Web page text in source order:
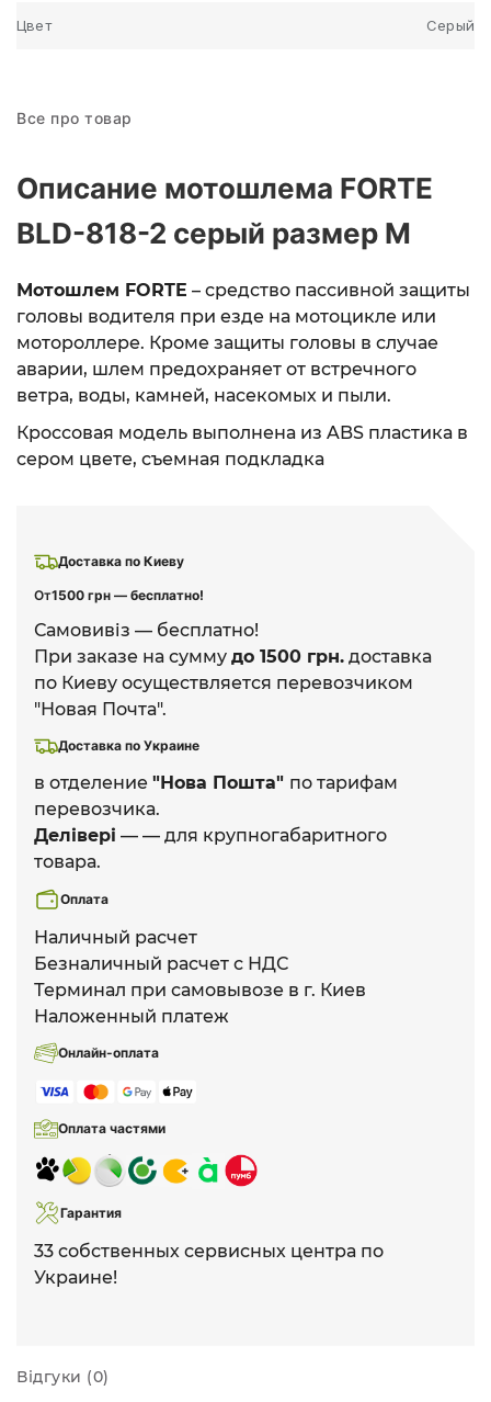
Цвет Серый
Доставка по Киеву
От1500 грн — бесплатно!
Самовивіз — бесплатно!
При заказе на сумму до 1500 грн. доставка
по Киеву осуществляется перевозчиком
"Новая Почта".
Доставка по Украине
в отделение "Нова Пошта" по тарифам
перевозчика.
Делівері — — для крупногабаритного
товара.
Оплата
Наличный расчет
Безналичный расчет с НДС
Терминал при самовывозе в г. Киев
Наложенный платеж
Онлайн-оплата
Оплата частями
Гарантия
33 собственных сервисных центра по
Украине!
Все про товар
Описание мотошлема FORTE
BLD-818-2 серый размер M
Мотошлем FORTE – средство пассивной защиты
головы водителя при езде на мотоцикле или
мотороллере. Кроме защиты головы в случае
аварии, шлем предохраняет от встречного
ветра, воды, камней, насекомых и пыли.
Кроссовая модель выполнена из ABS пластика в
сером цвете, съемная подкладка
Відгуки (0)